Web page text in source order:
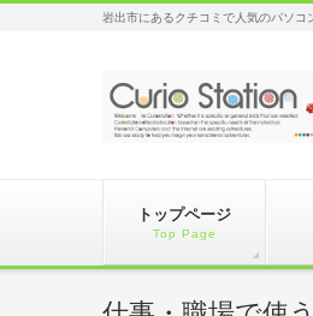
岩出市にあるクチコミで人気のパソコ
トップページ
Top Page